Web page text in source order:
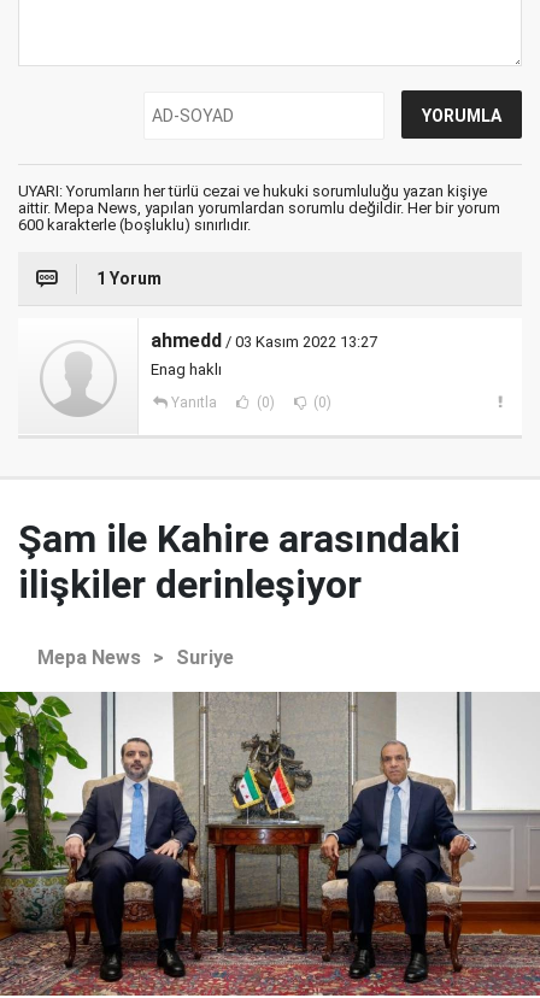
UYARI: Yorumların her türlü cezai ve hukuki sorumluluğu yazan kişiye
aittir. Mepa News, yapılan yorumlardan sorumlu değildir. Her bir yorum
600 karakterle (boşluklu) sınırlıdır.
1 Yorum
ahmedd / 03 Kasım 2022 13:27
Enag haklı
Yanıtla (0) (0)
Şam ile Kahire arasındaki
ilişkiler derinleşiyor
Mepa News > Suriye